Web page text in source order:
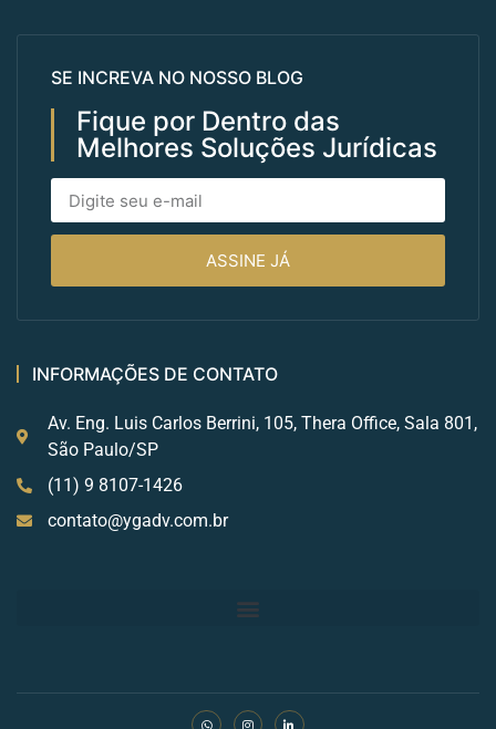
SE INCREVA NO NOSSO BLOG
Fique por Dentro das
Melhores Soluções Jurídicas
ASSINE JÁ
INFORMAÇÕES DE CONTATO
Av. Eng. Luis Carlos Berrini, 105, Thera Office, Sala 801,
São Paulo/SP
(11) 9 8107-1426
contato@ygadv.com.br